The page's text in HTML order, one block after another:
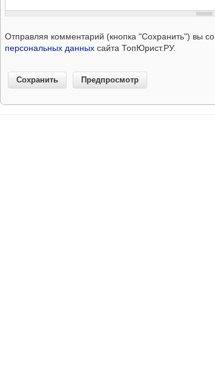
Отправляя комментарий (кнопка "Сохранить") вы
персональных данных сайта ТопЮрист.РУ.